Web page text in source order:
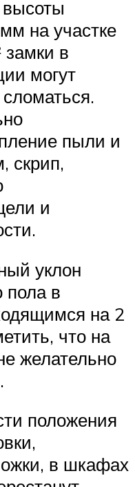
на участке
в
могут
пыли и
скрип,
и
уклон
пола в
на 2
что на
желательно
положения
в шкафах